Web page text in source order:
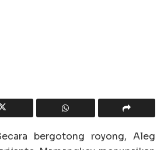
bergotong royong, Aleg